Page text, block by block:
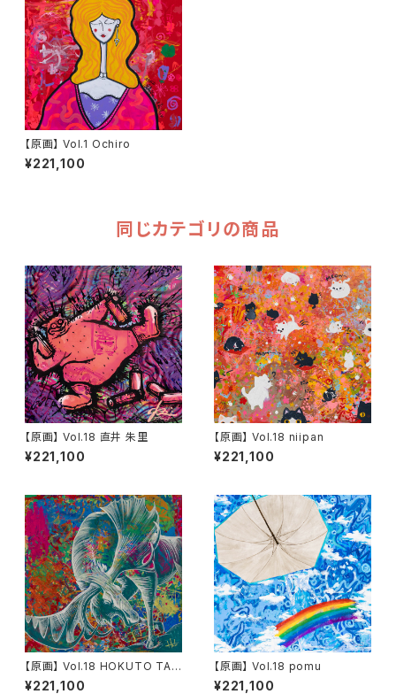
【原画】 Vol.1 Ochiro
¥221,100
同じカテゴリの商品
【原画】 Vol.18 直井 朱里
¥221,100
【原画】 Vol.18 niipan
¥221,100
【原画】 Vol.18 HOKUTO TAN
EICHI
¥221,100
【原画】 Vol.18 pomu
¥221,100